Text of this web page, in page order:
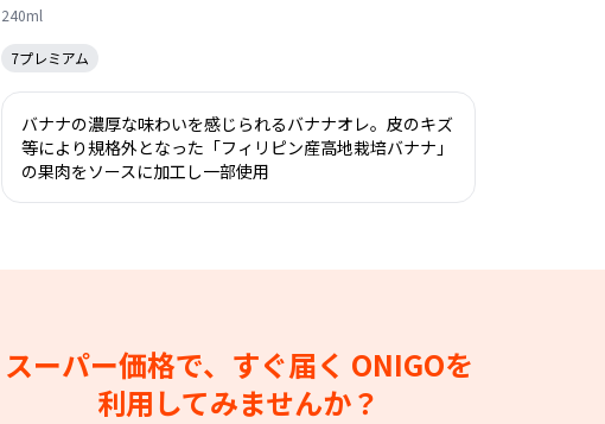
240ml
7プレミアム
バナナの濃厚な味わいを感じられるバナナオレ。皮のキズ
等により規格外となった「フィリピン産高地栽培バナナ」
の果肉をソースに加工し一部使用
スーパー価格で、すぐ届く ONIGOを
利用してみませんか？